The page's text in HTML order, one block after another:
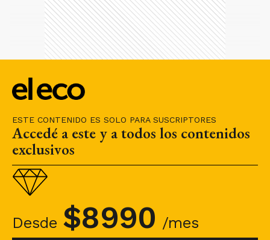
ESTE CONTENIDO ES SOLO PARA SUSCRIPTORES
Accedé a este y a todos los contenidos
exclusivos
Desde $8990 /mes